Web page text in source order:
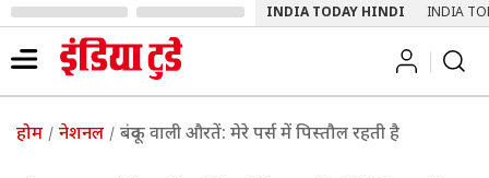
INDIA TODAY HINDI INDIA
होम नेशनल बंदूक वाली औरतें: मेरे पर्स में पिस्तौल रहती है